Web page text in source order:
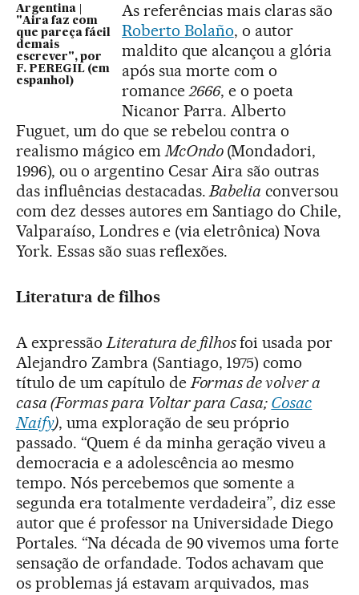
Argentina |
"Aira faz com
que pareça fácil
demais
escrever", por
F. PEREGIL (em
espanhol)
As referências mais claras são
Roberto Bolaño, o autor
maldito que alcançou a glória
após sua morte com o
romance2666, e o poeta
Nicanor Parra. Alberto
Fuguet, um do que se rebelou contra o
realismo mágico emMcOndo (Mondadori,
1996), ou o argentino Cesar Aira são outras
das influências destacadas.Babelia conversou
com dez desses autores em Santiago do Chile,
Valparaíso, Londres e (via eletrônica) Nova
York. Essas são suas reflexões.
Literatura de filhos
A expressãoLiteratura de filhosfoi usada por
Alejandro Zambra (Santiago, 1975) como
título de um capítulo deFormas de volver a
casa (Formas para Voltar para Casa; Cosac
Naify), uma exploração de seu próprio
passado. “Quem é da minha geração viveu a
democracia e a adolescência ao mesmo
tempo. Nós percebemos que somente a
segunda era totalmente verdadeira”, diz esse
autor que é professor na Universidade Diego
Portales. “Na década de 90 vivemos uma forte
sensação de orfandade. Todos achavam que
os problemas já estavam arquivados, mas